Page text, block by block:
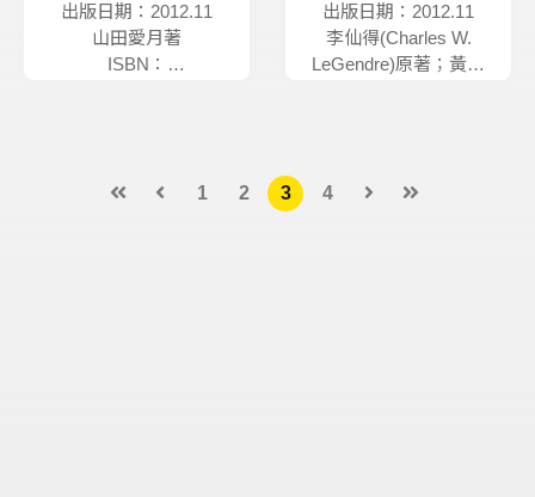
出版日期：2012.11
山田愛月著
ISBN：
出版日期：2012.11
李仙得(Charles W.
LeGendre)原著；黃怡
1 2 3 4